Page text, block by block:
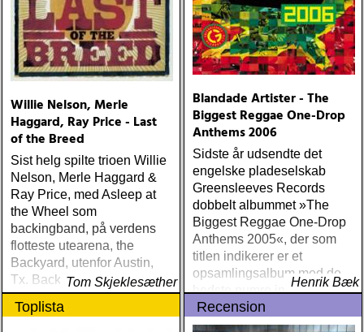
Willie Nelson, Merle
Haggard, Ray Price - Last
of the Breed
Sist helg spilte trioen Willie
Nelson, Merle Haggard &
Ray Price, med Asleep at
the Wheel som
backingband, på verdens
flotteste utearena, the
Backyard, utenfor Austin,
Tx. Backyard ligger et
kvarters kjøretur fra Willies
hjem, han åpner sesongen
Tom Skjeklesæther
Blandade Artister - The
Biggest Reggae One-Drop
Anthems 2006
Sidste år udsendte det
engelske pladeselskab
Greensleeves Records
dobbelt albummet »The
Biggest Reggae One-Drop
Anthems 2005«, der som
titlen indikerer er et
opsamlingsalbum med de
bedste numre indenfor den
populære reggaestil kaldet
one-drop
Henrik Bæk
Toplista Recension